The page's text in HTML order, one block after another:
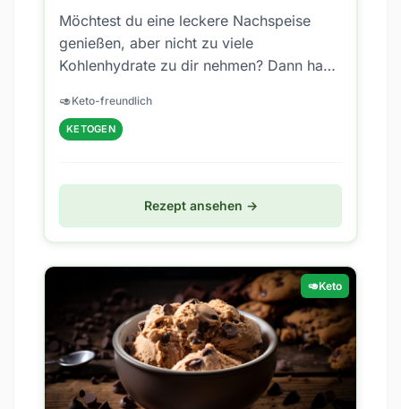
Möchtest du eine leckere Nachspeise
genießen, aber nicht zu viele
Kohlenhydrate zu dir nehmen? Dann habe
Carb...
🥑Keto-freundlich
KETOGEN
Rezept ansehen →
🥑Keto